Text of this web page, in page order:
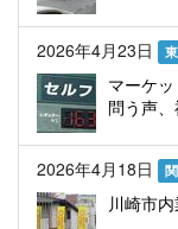
2026年4月23日
マーケ
問う声
2026年4月18日
川崎市